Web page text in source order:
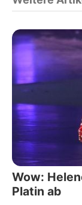
Wow:
Platin ab